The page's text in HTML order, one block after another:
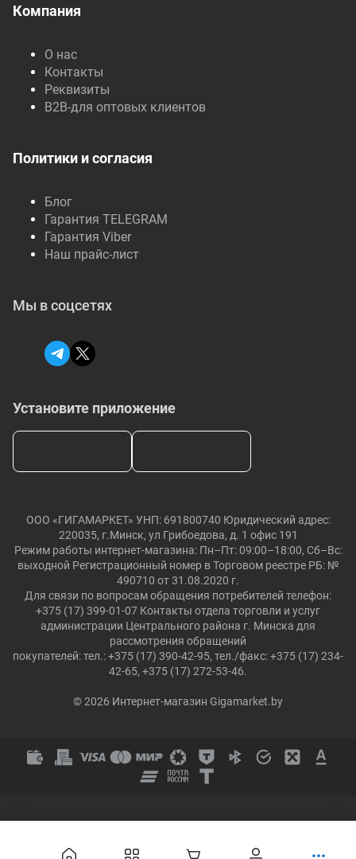
Компания
О нас
Контакты
Реквизиты
B2B-для оптовых клиентов
Политики и согласия
Блог
Гарантия TELEGRAM
Гарантия Viber
Наш прайс-лист
Установите приложение
Мы в соцсетях
ООО «ГИГАМАРКЕТ» УНП: 691800740 Юридический адрес:
220035, г.Минск, ул Грибоедова, д. 1 офис 191
Режим работы интернет-магазина: Пн–Пт: 09:00–18:00, Сб–Вс:
выходной Регистрационный номер в Торговом реестре РБ: №
490710 от 31.08.2020 г.
Для связи по вопросам обращения потребителей телефон:
+375 (17) 399-01-07 Контакты отдела торговли и услуг
администрации Центрального района г. Минска для
рассмотрения обращений
покупателей: тел.: +375 (17) 390-42-95, тел./факс: +375 (17) 234-
42-65, +375 (17) 272-53-46.
© 2026 Интернет-магазин Gigamarket.by